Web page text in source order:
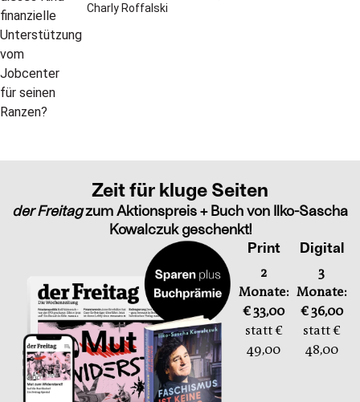
Charly Roffalski
Zeit für kluge Seiten
der Freitagzum Aktionspreis + Buch von Ilko-Sascha
Kowalczuk geschenkt!
Print
2
Monate:
€ 33,00
statt €
49,00
Digital
3
Monate:
€ 36,00
statt €
48,00